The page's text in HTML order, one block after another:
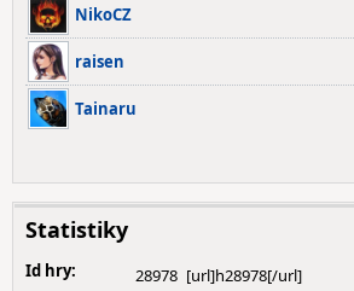
NikoCZ
raisen
Tainaru
Statistiky
Id hry:
28978